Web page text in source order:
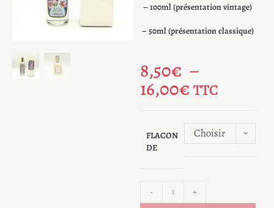
– 100ml (présentation vintage)
– 50ml (présentation classique)
8,50€ –
16,00€ TTC
FLACON
DE
Choisir
- +